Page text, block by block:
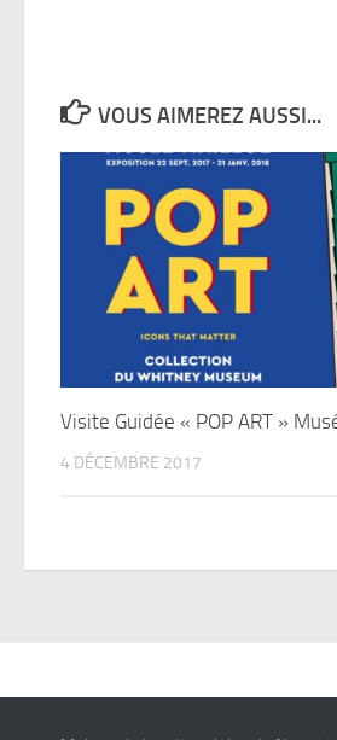
VOUS AIMEREZ AUSSI...
Visite Guidée « POP ART »
4 DÉCEMBRE 2017